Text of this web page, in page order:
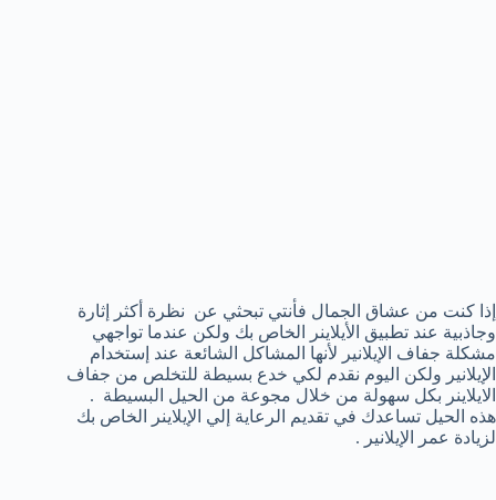
إذا كنت من عشاق الجمال فأنتي تبحثي عن نظرة أكثر إثارة
وجاذبية عند تطبيق الأيلاينر الخاص بك ولكن عندما تواجهي
مشكلة جفاف الإيلانير لأنها المشاكل الشائعة عند إستخدام
الإيلانير ولكن اليوم نقدم لكي خدع بسيطة للتخلص من جفاف
الايلاينر بكل سهولة من خلال مجوعة من الحيل البسيطة .
هذه الحيل تساعدك في تقديم الرعاية إلي الإيلاينر الخاص بك
لزيادة عمر الإيلانير .